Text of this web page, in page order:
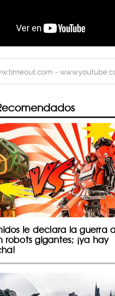
-
le declara la guerra
robots gigantes; ¡ya hay